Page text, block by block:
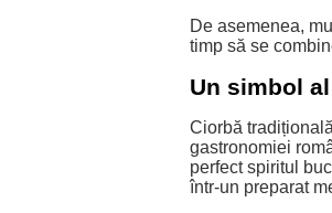
De asemenea,
timp să se
Un simbol
Ciorbă
gastronomiei
perfect spiritul
într-un preparat